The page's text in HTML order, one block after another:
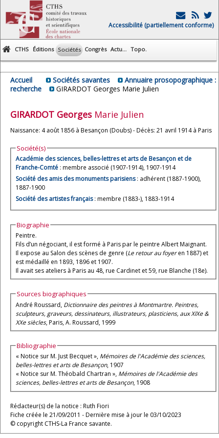
Accessibilité (partiellement conforme)
CTHS Éditions Sociétés Congrès Actu... Topo.
Accueil Sociétés savantes
Annuaire prosopographique :
recherche
GIRARDOT Georges Marie Julien
GIRARDOT Georges Marie Julien
Naissance: 4 août 1856 à Besançon (Doubs) - Décès: 21 avril 1914 à Paris
Société(s)
Académie des sciences, belles-lettres et arts de Besançon et de
Franche-Comté : membre associé (1907-1914), 1907-1914
Société des amis des monuments parisiens: adhérent (1887-1900),
1887-1900
Société des artistes français: membre (1883-), 1883-1914
Biographie
Peintre.
Fils d’un négociant, il est formé à Paris par le peintre Albert Maignant.
Il expose au Salon des scènes de genre (Le retour au foyeren 1887) et
est médaillé en 1893, 1896 et 1907.
Il avait ses ateliers à Paris au 48, rue Cardinet et 59, rue Blanche (18e).
Sources biographiques
André Roussard, Dictionnaire des peintres à Montmartre. Peintres,
sculpteurs, graveurs, dessinateurs, illustrateurs, plasticiens, aux XIXe &
XXe siècles, Paris, A. Roussard, 1999
Bibliographie
« Notice sur M. Just Becquet », Mémoires de l'Académie des sciences,
belles-lettres et arts de Besançon, 1907
« Notice sur M. Théobald Chartran », Mémoires de l'Académie des
sciences, belles-lettres et arts de Besançon, 1908
Rédacteur(s) de la notice : Ruth Fiori
Fiche créée le 21/09/2011 - Dernière mise à jour le 03/10/2023
© copyright CTHS-La France savante.